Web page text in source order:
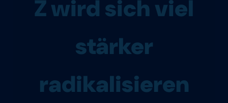
Z wird sich viel
stärker
radikalisieren